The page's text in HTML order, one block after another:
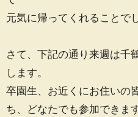
元気に帰ってくれることで
さて、下記の通り来週は千
します。
卒園生、お近くにお住いの
ち、どなたでも参加できます